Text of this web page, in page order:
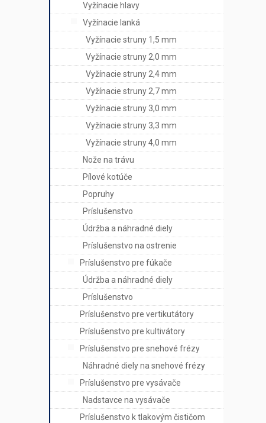
Vyžínacie hlavy
Vyžínacie lanká
Vyžínacie struny 1,5 mm
Vyžínacie struny 2,0 mm
Vyžínacie struny 2,4 mm
Vyžínacie struny 2,7 mm
Vyžínacie struny 3,0 mm
Vyžínacie struny 3,3 mm
Vyžínacie struny 4,0 mm
Nože na trávu
Pílové kotúče
Popruhy
Príslušenstvo
Údržba a náhradné diely
Príslušenstvo na ostrenie
Príslušenstvo pre fúkače
Údržba a náhradné diely
Príslušenstvo
Príslušenstvo pre vertikutátory
Príslušenstvo pre kultivátory
Príslušenstvo pre snehové frézy
Náhradné diely na snehové frézy
Príslušenstvo pre vysávače
Nadstavce na vysávače
Príslušenstvo k tlakovým čističom